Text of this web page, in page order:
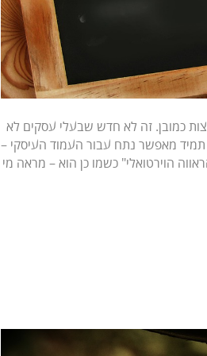
כמובן. זה לא חדש שבעלי עסקים לא
מאפשר נתח עבור העמוד העיסקי –
הוירטואלי" כשמו כן הוא – מראה מי